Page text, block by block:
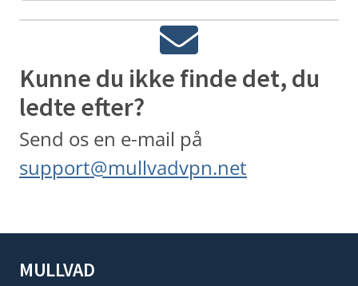
Kunne du ikke finde det, du
ledte efter?
Send os en e-mail på
support@mullvadvpn.net
MULLVAD